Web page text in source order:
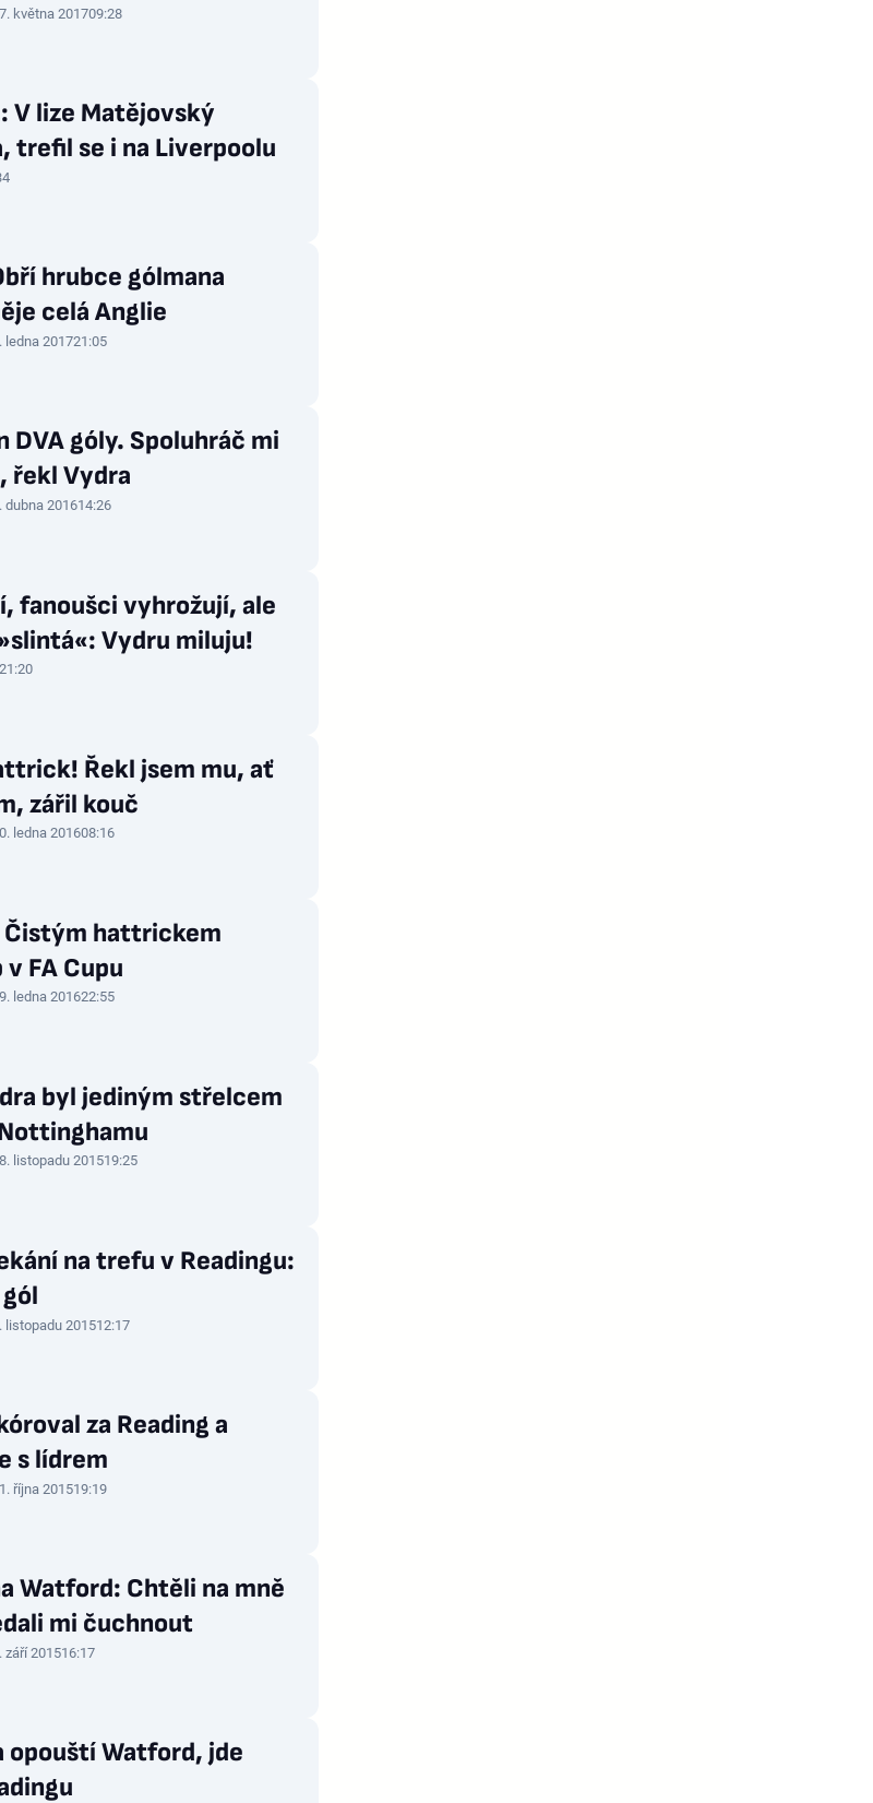
května 201709:28
V lize Matějovský
trefil se i na Liverpoolu
hrubce gólmana
celá Anglie
ledna 201721:05
DVA góly. Spoluhráč mi
řekl Vydra
dubna 201614:26
fanoušci vyhrožují, ale
Vydru miluju!
21:20
Řekl jsem mu, ať
zářil kouč
ledna 201608:16
Čistým hattrickem
FA Cupu
ledna 201622:55
byl jediným střelcem
listopadu 201519:25
na trefu v Readingu:
listopadu 201512:17
za Reading a
s lídrem
října 201519:19
Watford: Chtěli na mně
mi čuchnout
září 201516:17
opouští Watford, jde